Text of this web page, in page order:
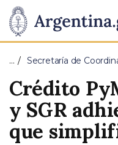
Presidencia
de
la
Nación
Pasar al contenido
… Secretaría de
Crédito
y SGR
que